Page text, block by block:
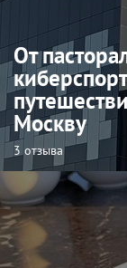
От
Москву
3 отзыва